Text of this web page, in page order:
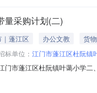
量采购计划(二)
蓬江区 办公文教
货物
标单位： 江门市蓬江区杜阮镇
门市蓬江区杜阮镇叶蔼小学
0210:14:45